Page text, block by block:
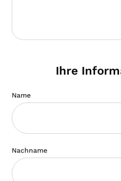
Ihre
Name
Nachname